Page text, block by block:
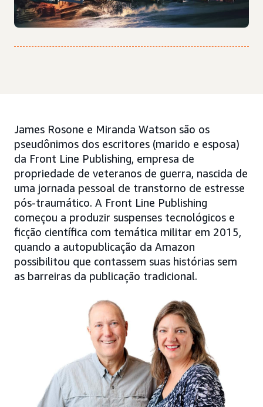
James Rosone e Miranda Watson são os
pseudônimos dos escritores (marido e esposa)
da Front Line Publishing, empresa de
propriedade de veteranos de guerra, nascida de
uma jornada pessoal de transtorno de estresse
pós-traumático. A Front Line Publishing
começou a produzir suspenses tecnológicos e
ficção científica com temática militar em 2015,
quando a autopublicação da Amazon
possibilitou que contassem suas histórias sem
as barreiras da publicação tradicional.